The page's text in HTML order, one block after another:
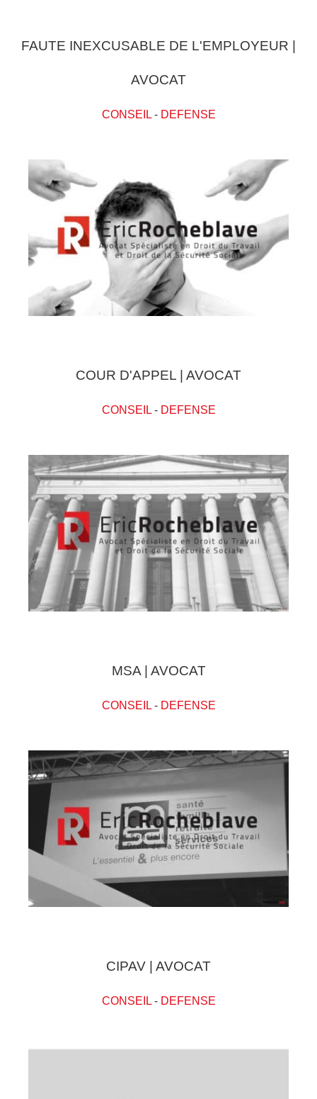
FAUTE INEXCUSABLE DE L'EMPLOYEUR |
AVOCAT
CONSEIL- DEFENSE
COUR D'APPEL | AVOCAT
CONSEIL- DEFENSE
MSA | AVOCAT
CONSEIL- DEFENSE
CIPAV | AVOCAT
CONSEIL- DEFENSE